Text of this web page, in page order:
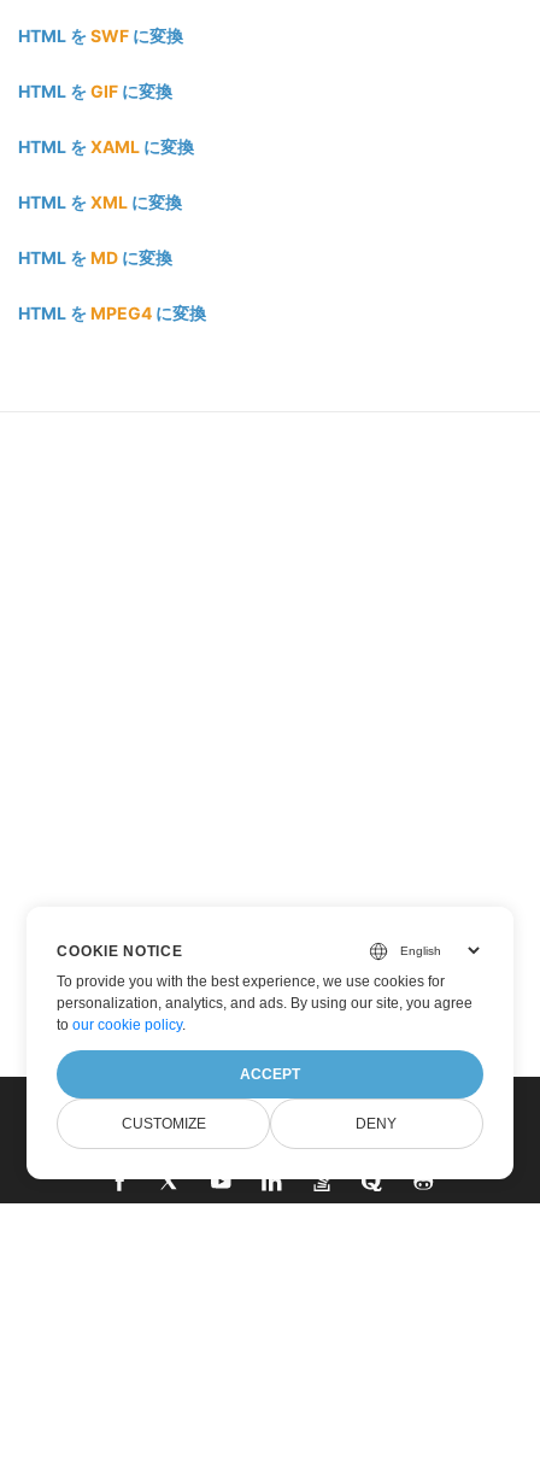
HTML をSWF に変換
HTML をGIF に変換
HTML をXAML に変換
HTML をXML に変換
HTML をMD に変換
HTML をMPEG4 に変換
COOKIE NOTICE
To provide you with the best experience, we use cookies for
personalization, analytics, and ads. By using our site, you agree
toour cookie policy.
ACCEPT
CUSTOMIZE DENY